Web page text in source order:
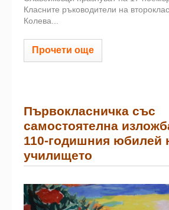
Класните ръководители на
Колева...
Прочети още
Първокласничка със
самостоятелна
110-годишния юбилей
училището